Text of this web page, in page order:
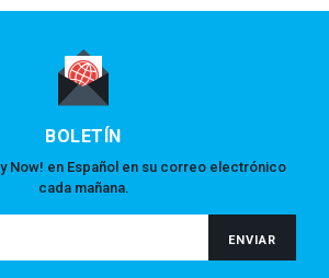
BOLETÍN
Now! en Español en su correo electrónico
cada mañana.